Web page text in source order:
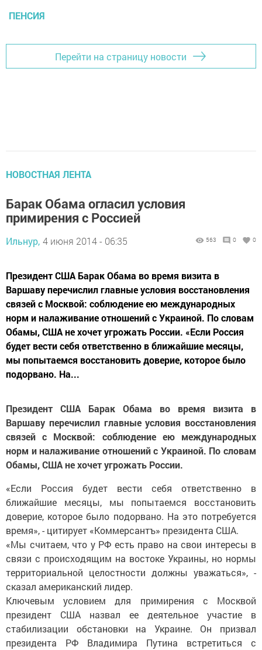
ПЕНСИЯ
Перейти на страницу новости
НОВОСТНАЯ ЛЕНТА
Барак Обама огласил условия
примирения с Россией
Ильнур, 4 июня 2014 - 06:35 563 0 0
Президент США Барак Обама во время визита в
Варшаву перечислил главные условия восстановления
связей с Москвой: соблюдение ею международных
норм и налаживание отношений с Украиной. По словам
Обамы, США не хочет угрожать России. «Если Россия
будет вести себя ответственно в ближайшие месяцы,
мы попытаемся восстановить доверие, которое было
подорвано. На...
Президент США Барак Обама во время визита в
Варшаву перечислил главные условия восстановления
связей с Москвой: соблюдение ею международных
норм и налаживание отношений с Украиной. По словам
Обамы, США не хочет угрожать России.
«Если Россия будет вести себя ответственно в
ближайшие месяцы, мы попытаемся восстановить
доверие, которое было подорвано. На это потребуется
время», - цитирует «Коммерсантъ» президента США.
«Мы считаем, что у РФ есть право на свои интересы в
связи с происходящим на востоке Украины, но нормы
территориальной целостности должны уважаться», -
сказал американский лидер.
Ключевым условием для примирения с Москвой
президент США назвал ее деятельное участие в
стабилизации обстановки на Украине. Он призвал
президента РФ Владимира Путина встретиться с